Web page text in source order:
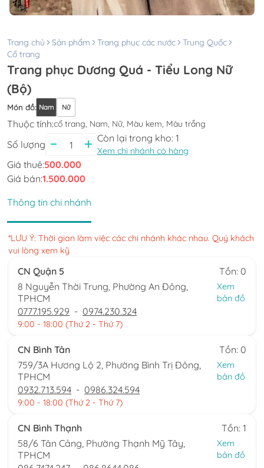
Trang chủ Sản phẩm Trang phục các nước
Trung Quốc
Cổ trang
Trang phục Dương Quá - Tiểu Long Nữ
(Bộ)
Món đồ: Nam Nữ
Thuộc tính:cổ trang, Nam, Nữ, Màu kem, Màu trắng
Số lượng
Còn lại trong kho: 1
Xem chi nhánh có hàng
Giá thuê:500.000
Giá bán:1.500.000
Thông tin chi nhánh
*LƯU Ý: Thời gian làm việc các chi nhánh khác nhau. Quý khách
vui lòng xem kỹ
CN Quận 5
Tồn: 0
8 Nguyễn Thời Trung, Phường An Đông,
TPHCM
Xem
bản đồ
0777.195.929 - 0974.230.324
9:00 - 18:00 (Thứ 2 - Thứ 7)
CN Bình Tân
Tồn: 0
759/3A Hương Lộ 2, Phường Bình Trị Đông,
TPHCM
Xem
bản đồ
0932.713.594 - 0986.324.594
9:00 - 18:00 (Thứ 2 - Thứ 7)
CN Bình Thạnh
Tồn: 1
58/6 Tân Cảng, Phường Thạnh Mỹ Tây,
TPHCM
Xem
bản đồ